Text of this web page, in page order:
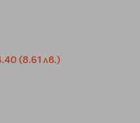
(8.61 лв.)